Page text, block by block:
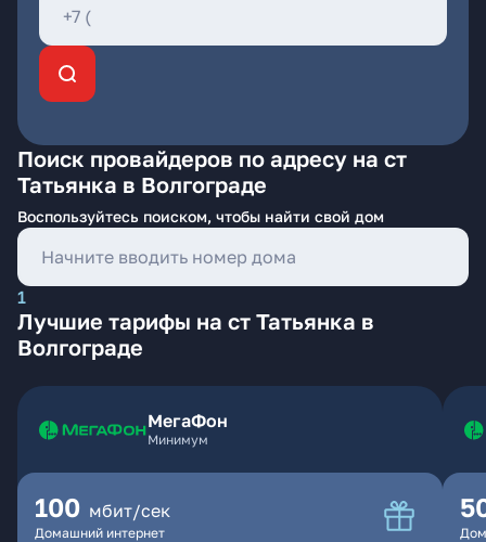
Поиск провайдеров по адресу на ст
Татьянка в Волгограде
Воспользуйтесь поиском, чтобы найти свой дом
1
Лучшие тарифы на ст Татьянка в
Волгограде
МегаФон
Минимум
100 мбит/сек
Домашний интернет